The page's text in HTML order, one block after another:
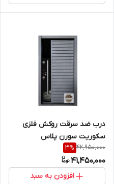
درب ضد سرقت روکش فلزی
سکوریت سورن پلاس
42,950,000
3%
41,450,000
افزودن به سبد